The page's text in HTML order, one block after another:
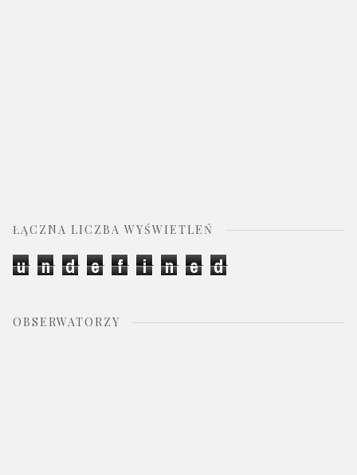
ŁĄCZNA LICZBA WYŚWIETLEŃ
u n d e f i n e d
OBSERWATORZY